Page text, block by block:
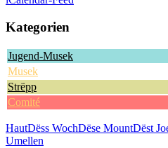
Kategorien
Jugend-Musek
Musek
Strëpp
Comité
HautDëss WochDëse MountDëst
Umellen